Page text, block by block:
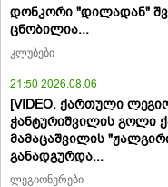
დონკორი "დილადან"
ცნობილია...
კლუბები
21:50 2026.08.06
[VIDEO. ქართული
ჭანტურიშვილის გოლი
მამაცაშვილის
განადგურდა...
ლეგიონერები